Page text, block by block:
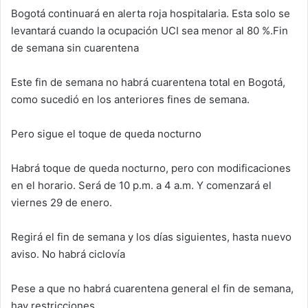
Bogotá continuará en alerta roja hospitalaria. Esta solo se
levantará cuando la ocupación UCI sea menor al 80 %.Fin
de semana sin cuarentena
Este fin de semana no habrá cuarentena total en Bogotá,
como sucedió en los anteriores fines de semana.
Pero sigue el toque de queda nocturno
Habrá toque de queda nocturno, pero con modificaciones
en el horario. Será de 10 p.m. a 4 a.m. Y comenzará el
viernes 29 de enero.
Regirá el fin de semana y los días siguientes, hasta nuevo
aviso. No habrá ciclovía
Pese a que no habrá cuarentena general el fin de semana,